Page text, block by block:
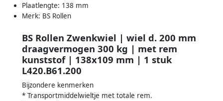
Plaatlengte: 138 mm
Merk: BS Rollen
BS Rollen Zwenkwiel | wiel d. 200 mm
draagvermogen 300 kg | met rem
kunststof | 138x109 mm | 1 stuk
L420.B61.200
Bijzondere kenmerken
* Transportmiddelwieltje met totale rem.